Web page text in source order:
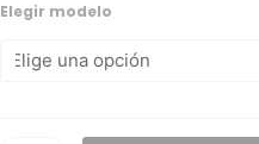
Elegir modelo